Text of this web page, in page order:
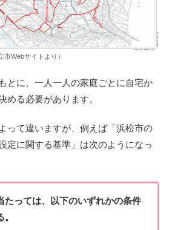
Webサイトより）
とに、一人一人の家庭ごとに自宅か
める必要があります。
って違いますが、例えば「浜松市の
定に関する基準」は次のようになっ
たっては、以下のいずれかの条件